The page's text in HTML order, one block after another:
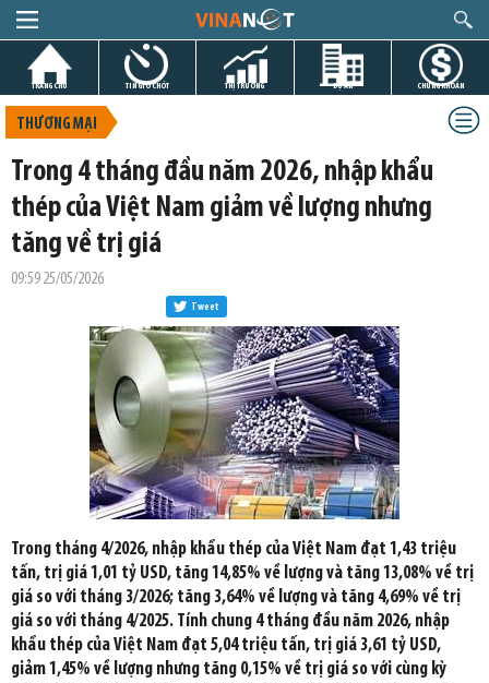
TRANG CHỦ TIN GIỜ CHÓT THỊ TRƯỜNG DỰ ÁN CHỨNG KHOÁN
THƯƠNG MẠI
Trong 4 tháng đầu năm 2026, nhập khẩu
thép của Việt Nam giảm về lượng nhưng
tăng về trị giá
09:59 25/05/2026
Tweet
Trong tháng 4/2026, nhập khẩu thép của Việt Nam đạt 1,43 triệu
tấn, trị giá 1,01 tỷ USD, tăng 14,85% về lượng và tăng 13,08% về trị
giá so với tháng 3/2026; tăng 3,64% về lượng và tăng 4,69% về trị
giá so với tháng 4/2025. Tính chung 4 tháng đầu năm 2026, nhập
khẩu thép của Việt Nam đạt 5,04 triệu tấn, trị giá 3,61 tỷ USD,
giảm 1,45% về lượng nhưng tăng 0,15% về trị giá so với cùng kỳ